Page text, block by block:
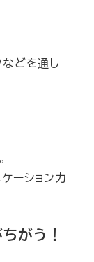
などを通し
ーション力
がう！